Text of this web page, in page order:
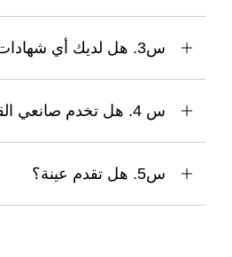
س3. هل لديك أي شهادات اختبار؟
س 4. هل تخدم صانعي القطع الأصلية؟
س5. هل تقدم عينة؟